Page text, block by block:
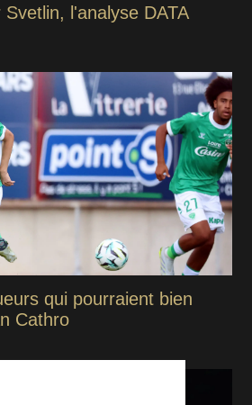
l'analyse DATA
qui pourraient bien
Cathro